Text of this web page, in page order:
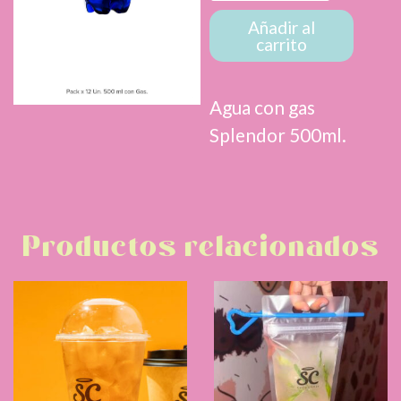
gas
Añadir al
carrito
Agua con gas
Splendor 500ml.
Productos relacionados